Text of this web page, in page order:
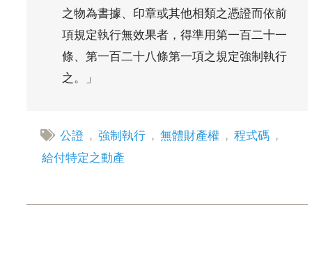
之物為書據、印章或其他相類之憑證而依前
項規定執行無效果者，得準用第一百二十一
條、第一百二十八條第一項之規定強制執行
之。」
公證 ， 強制執行 ， 無體財產權 ， 程式碼 ，
給付特定之動產